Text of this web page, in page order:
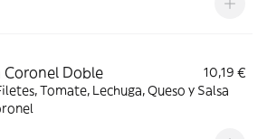
Coronel Doble
10,19 €
Tomate, Lechuga, Queso y Salsa